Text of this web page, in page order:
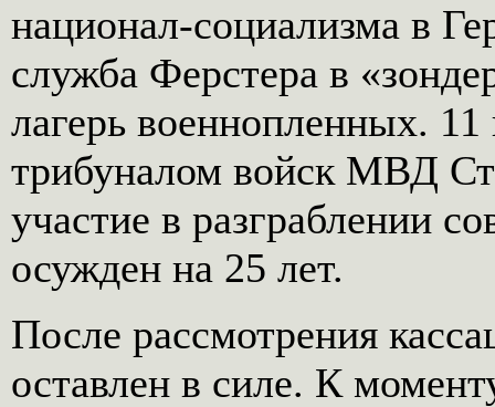
национал-социализма в
служба Ферстера в
лагерь военнопленных.
трибуналом войск МВД
участие в разграблении
осужден на 25 лет.
После рассмотрения
оставлен в силе. К